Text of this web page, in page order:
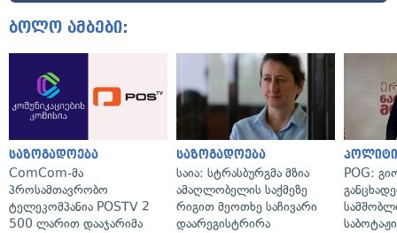
ბოლო ამბები:
საზოგადოება
ComCom-მა
პროსამთავრობო
ტელეკომპანია POSTV 2
500 ლარით დააჯარიმა
საზოგადოება
საია: სტრასბურგმა მზია
ამაღლობელის საქმეზე
რიგით მეოთხე საჩივარი
დაარეგისტრირა
POG: